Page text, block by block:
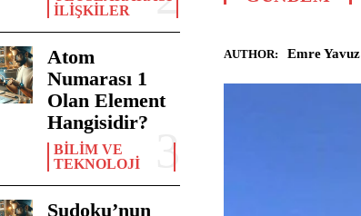
İLIŞKILER
Atom
Numarası 1
Olan Element
Hangisidir?
BILIM VE
TEKNOLOJI
Sudoku’nun
AUTHOR: Emre Yavuz